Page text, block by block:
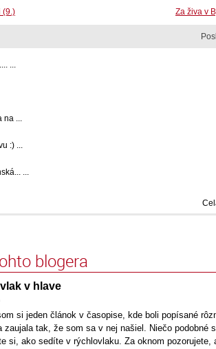
Za živa v
(9.)
...
na ...
:) ...
...
blogera
v hlave
si jeden článok v časopise, kde boli popísané
zaujala tak, že som sa v nej našiel. Niečo podobné
si, ako sedíte v rýchlovlaku. Za oknom pozorujete,